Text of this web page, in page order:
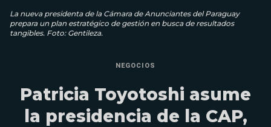
La nueva presidenta de la Cámara de Anunciantes del Paraguay
prepara un plan estratégico de gestión en busca de resultados
tangibles. Foto: Gentileza.
NEGOCIOS
Patricia Toyotoshi asume
la presidencia de la CAP,